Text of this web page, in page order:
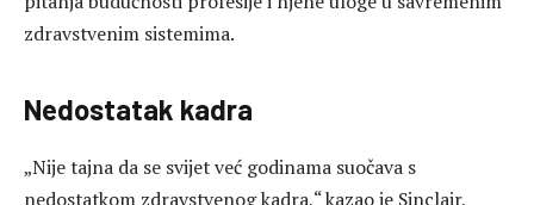
zdravstvenim sistemima.
Nedostatak kadra
„Nije tajna da se svijet već godinama suočava s
nedostatkom zdravstvenog kadra,“ kazao je Sinclair,